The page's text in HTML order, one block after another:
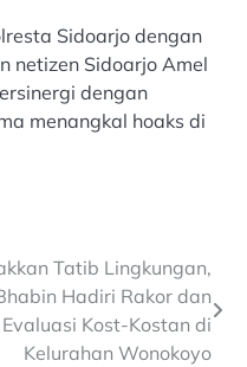
Sidoarjo dengan
netizen Sidoarjo Amel
dengan
menangkal hoaks di
Tatib Lingkungan,
Hadiri Rakor dan
Evaluasi Kost-Kostan di
Kelurahan Wonokoyo